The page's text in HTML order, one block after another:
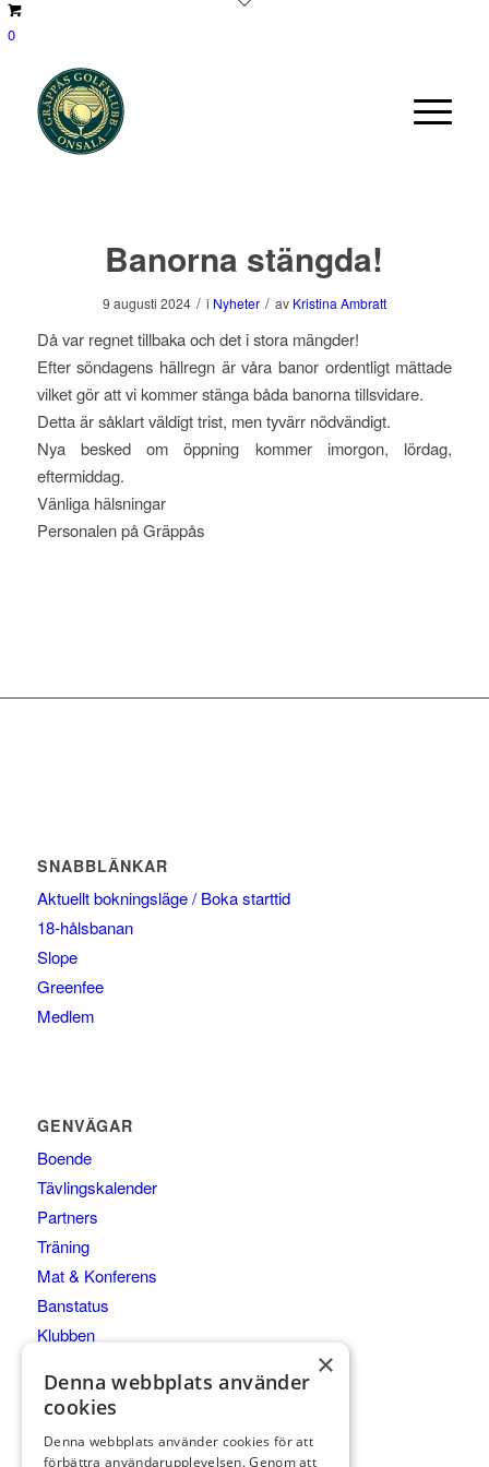
0
Banorna stängda!
9 augusti 2024 / i Nyheter / av Kristina Ambratt
Då var regnet tillbaka och det i stora mängder!
Efter söndagens hällregn är våra banor ordentligt mättade
vilket gör att vi kommer stänga båda banorna tillsvidare.
Detta är såklart väldigt trist, men tyvärr nödvändigt.
Nya besked om öppning kommer imorgon, lördag,
eftermiddag.
Vänliga hälsningar
Personalen på Gräppås
SNABBLÄNKAR
Aktuellt bokningsläge / Boka starttid
18-hålsbanan
Slope
Greenfee
Medlem
GENVÄGAR
Boende
Tävlingskalender
Partners
Träning
Mat & Konferens
Banstatus
Klubben
Kommittéer
×
Denna webbplats använder
cookies
Denna webbplats använder cookies för att
förbättra användarupplevelsen. Genom att